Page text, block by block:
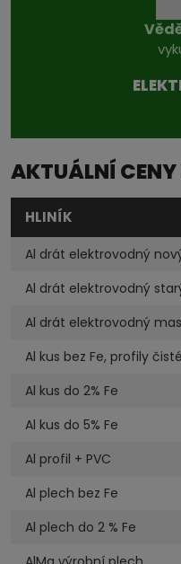
AKTUÁLNÍ
HLINÍK
Al drát elektrovodný
Al drát elektrovodný
Al drát elektrovodný
Al kus bez Fe, profily
Al kus do 2% Fe
Al kus do 5% Fe
Al profil + PVC
Al plech bez Fe
Al plech do 2 % Fe